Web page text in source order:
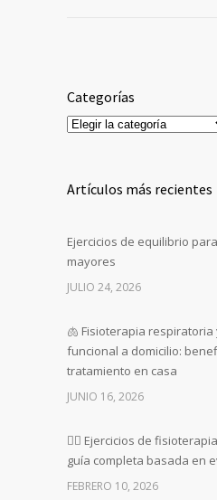
Categorías
Categorías
Artículos más recientes
Ejercicios de equilibrio
mayores
JULIO 24, 2026
🫁 Fisioterapia
funcional a domicilio:
tratamiento en casa
JUNIO 16, 2026
🏋️‍♀️ Ejercicios de
guía completa basada en
FEBRERO 10, 2026